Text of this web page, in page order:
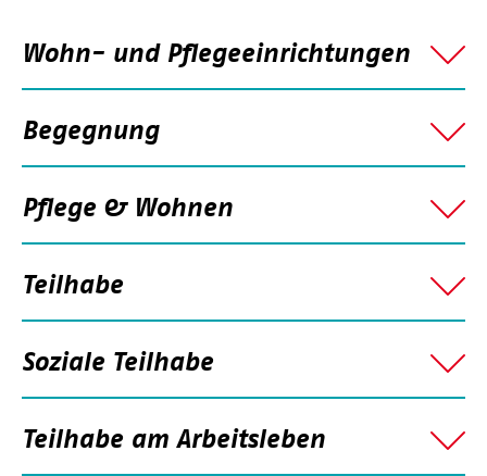
Wohn- und Pflegeeinrichtungen
Begegnung
Pflege & Wohnen
Teilhabe
Soziale Teilhabe
Teilhabe am Arbeitsleben